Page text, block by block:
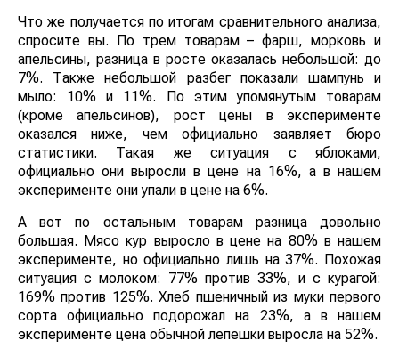
Что же получается по итогам сравнительного анализа,
спросите вы. По трем товарам – фарш, морковь и
апельсины, разница в росте оказалась небольшой: до
7%. Также небольшой разбег показали шампунь и
мыло: 10% и 11%. По этим упомянутым товарам
(кроме апельсинов), рост цены в эксперименте
оказался ниже, чем официально заявляет бюро
статистики. Такая же ситуация с яблоками,
официально они выросли в цене на 16%, а в нашем
эксперименте они упали в цене на 6%.
А вот по остальным товарам разница довольно
большая. Мясо кур выросло в цене на 80% в нашем
эксперименте, но официально лишь на 37%. Похожая
ситуация с молоком: 77% против 33%, и с курагой:
169% против 125%. Хлеб пшеничный из муки первого
сорта официально подорожал на 23%, а в нашем
эксперименте цена обычной лепешки выросла на 52%.